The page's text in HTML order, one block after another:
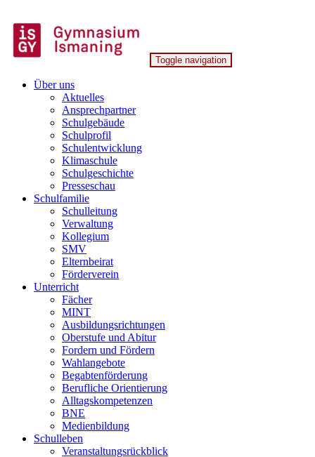
to
content
Gymnasium Ismaning
Toggle navigation
Über uns
Aktuelles
Ansprechpartner
Schulgebäude
Schulprofil
Schulentwicklung
Klimaschule
Schulgeschichte
Presseschau
Schulfamilie
Schulleitung
Verwaltung
Kollegium
SMV
Elternbeirat
Förderverein
Unterricht
Fächer
MINT
Ausbildungsrichtungen
Oberstufe und Abitur
Fordern und Fördern
Wahlangebote
Begabtenförderung
Berufliche Orientierung
Alltagskompetenzen
BNE
Medienbildung
Schulleben
Veranstaltungsrückblick